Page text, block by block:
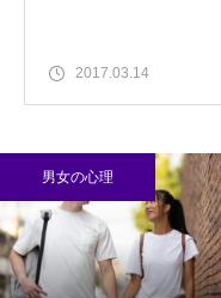
2017.03.14
男女の心理